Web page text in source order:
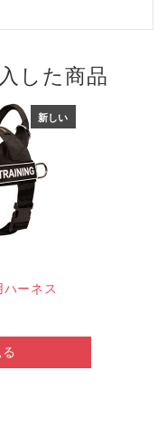
した商品
新しい
ハーネス